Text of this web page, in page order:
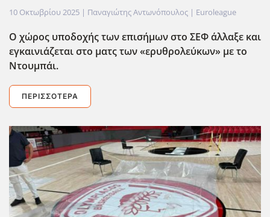
10 Οκτωβρίου 2025 | Παναγιώτης Αντωνόπουλος | Euroleague
Ο χώρος υποδοχής των επισήμων στο ΣΕΦ άλλαξε και
εγκαινιάζεται στο ματς των «ερυθρολεύκων» με το
Ντουμπάι.
ΠΕΡΙΣΣΌΤΕΡΑ